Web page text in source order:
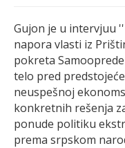
Gujon je u intervjuu
napora vlasti iz
pokreta
telo pred
neuspešnoj
konkretnih rešenja
ponude politiku
prema srpskom